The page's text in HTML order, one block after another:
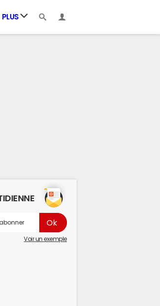
PLUS
Voir un exemple